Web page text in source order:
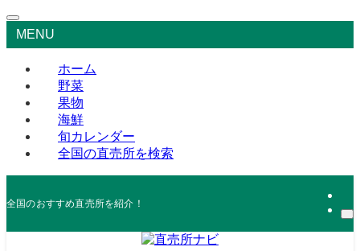
MENU
ホーム
野菜
果物
海鮮
旬カレンダー
全国の直売所を検索
全国のおすすめ直売所を紹介！